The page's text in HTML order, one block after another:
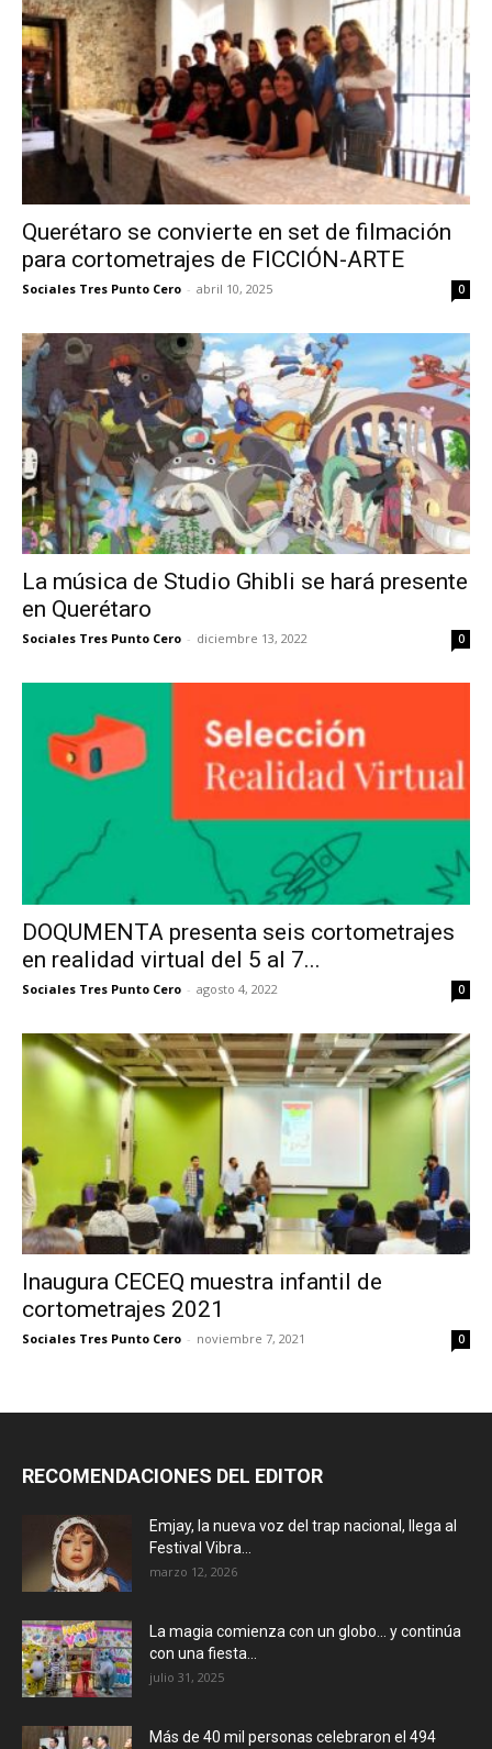
Querétaro se convierte en set de filmación
para cortometrajes de FICCIÓN-ARTE
Sociales Tres Punto Cero - abril 10, 2025 0
La música de Studio Ghibli se hará presente
en Querétaro
Sociales Tres Punto Cero - diciembre 13, 2022 0
DOQUMENTA presenta seis cortometrajes
en realidad virtual del 5 al 7...
Sociales Tres Punto Cero - agosto 4, 2022 0
Inaugura CECEQ muestra infantil de
cortometrajes 2021
Sociales Tres Punto Cero - noviembre 7, 2021 0
RECOMENDACIONES DEL EDITOR
Emjay, la nueva voz del trap nacional, llega al
Festival Vibra...
marzo 12, 2026
La magia comienza con un globo… y continúa
con una fiesta...
julio 31, 2025
Más de 40 mil personas celebraron el 494